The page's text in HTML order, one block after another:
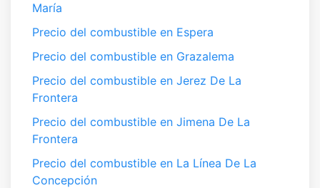
María
Precio del combustible en Espera
Precio del combustible en Grazalema
Precio del combustible en Jerez De La
Frontera
Precio del combustible en Jimena De La
Frontera
Precio del combustible en La Línea De La
Concepción